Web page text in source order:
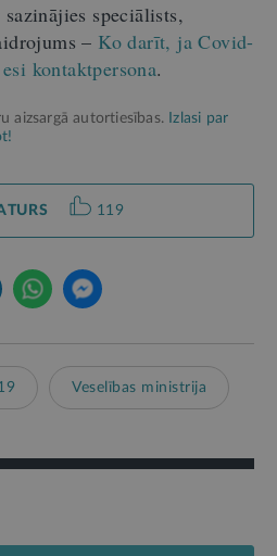
speciālists,
– Ko darīt, ja Covid-
kontaktpersona.
aizsargā autortiesības. Izlasi par
119
Veselības ministrija